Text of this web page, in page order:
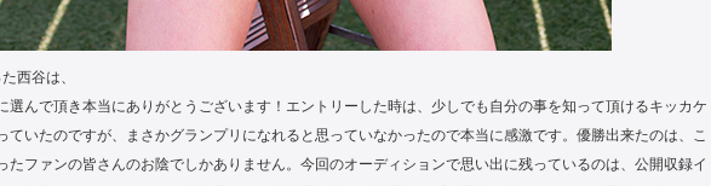
西谷は、
選んで頂き本当にありがとうございます！エントリーした時は、少しでも自分の事を知って頂けるキッカケ
ていたのですが、まさかグランプリになれると思っていなかったので本当に感激です。優勝出来たのは、こ
たファンの皆さんのお陰でしかありません。今回のオーディションで思い出に残っているのは、公開収録イ